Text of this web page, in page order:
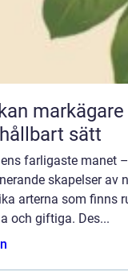
sätt
farligaste manet
skapelser av
arterna som finns
och giftiga. Des...